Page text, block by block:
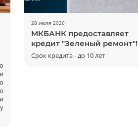
28 июля 2026
МКБАНК предоставляет
кредит "Зеленый ремонт"!
Срок кредита - до 10 лет